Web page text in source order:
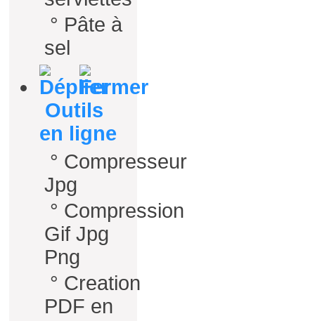
° Pâte à
sel
Outils
en ligne
° Compresseur
Jpg
° Compression
Gif Jpg
Png
° Creation
PDF en